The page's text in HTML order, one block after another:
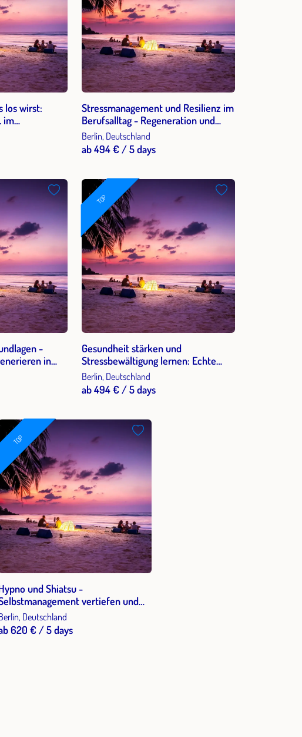
los wirst:
im
Stressmanagement und Resilienz im
Berufsalltag - Regeneration und
Selbstregulation mit Shiatsu
Berlin, Deutschland
ab 494 € / 5 days
-
in
1
TOP
Gesundheit stärken und
Stressbewältigung lernen: Echte
Regeneration für Körper und Geist
mit Shiatsutechniken
Berlin, Deutschland
ab 494 € / 5 days
TOP
und Shiatsu -
vertiefen und
bewusst führen mit
Deutschland
620 € / 5 days